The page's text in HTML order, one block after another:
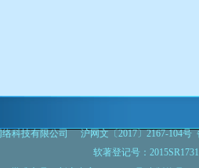
科技有限公司
沪网文〔2017〕2167-104号
软著登记号：